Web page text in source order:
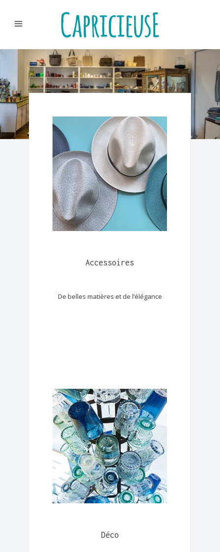
Accessoires
De belles matières et de l’élégance
Déco